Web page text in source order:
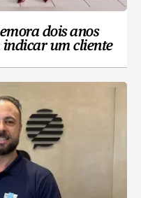
dois anos
indicar um cliente